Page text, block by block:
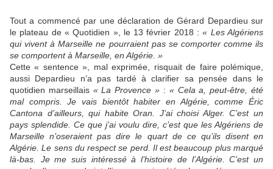
Tout a commencé par une déclaration de Gérard Depardieu sur
le plateau de « Quotidien », le 13 février 2018 :« Les Algériens
qui vivent à Marseille ne pourraient pas se comporter comme ils
se comportent à Marseille, en Algérie. »
Cette « sentence », mal exprimée, risquait de faire polémique,
aussi Depardieu n’a pas tardé à clarifier sa pensée dans le
quotidien marseillais « La Provence » : « Cela a, peut-être, été
mal compris. Je vais bientôt habiter en Algérie, comme Éric
Cantona d’ailleurs, qui habite Oran. J’ai choisi Alger. C’est un
pays splendide. Ce que j’ai voulu dire, c’est que les Algériens de
Marseille n’oseraient pas dire le quart de ce qu’ils disent en
Algérie. Le sens du respect se perd. Il est beaucoup plus marqué
là-bas. Je me suis intéressé à l’histoire de l’Algérie. C’est un